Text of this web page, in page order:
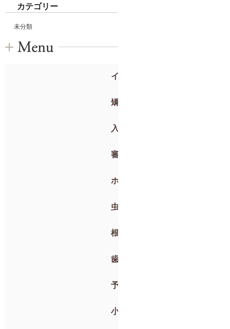
カテゴリー
未分類
インプラント
矯正歯科
入れ歯
審美歯科
ホワイトニング
虫歯治療・抜歯
根管治療
歯周病
予防歯科
小児歯科